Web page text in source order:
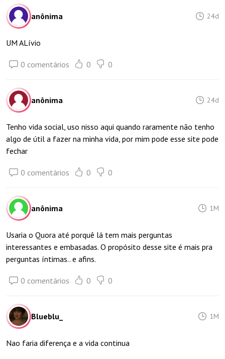
anônima 24d
UM ALívio
0 comentários 0 0
anônima 24d
Tenho vida social, uso nisso aqui quando raramente não tenho
algo de útil a fazer na minha vida, por mim pode esse site pode
fechar
0 comentários 0 0
anônima 1M
Usaria o Quora até porquê lá tem mais perguntas
interessantes e embasadas. O propósito desse site é mais pra
perguntas íntimas.. e afins.
0 comentários 0 0
Blueblu_ 1M
Nao faria diferença e a vida continua